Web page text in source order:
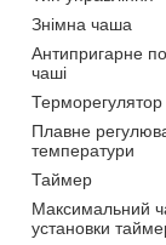
Знімна чаша
Антипригарне
чаші
Терморегулятор
Плавне
температури
Таймер
Максимальний
установки